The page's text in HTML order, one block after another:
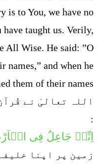
is to You, we have no
have taught us. Verily,
All Wise. He said: ”O
names,” and when he
them of their names.
اللہ تعالیٰ نے
:
اِنِّیۡ جَاعِلٌ فِی
زمین پر اپنا